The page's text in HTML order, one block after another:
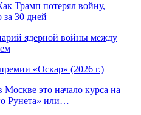
Трамп потерял войну,
за 30 дней
ядерной войны между
«Оскар» (2026 г.)
это начало курса на
Рунета» или…